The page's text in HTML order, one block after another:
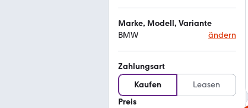
Marke, Modell, Variante
BMW
ändern
Zahlungsart
Kaufen
Leasen
Preis